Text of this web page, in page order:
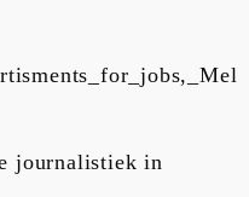
journalistiek in